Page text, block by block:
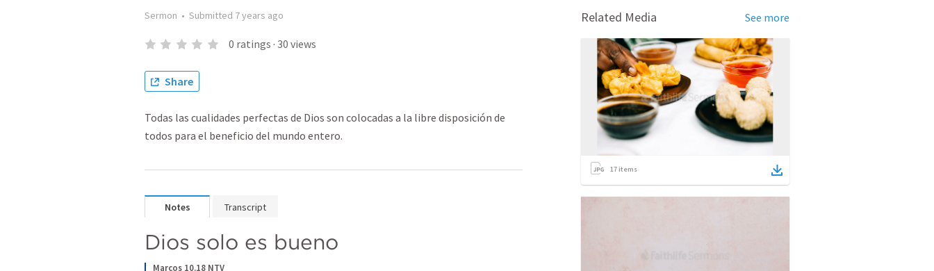
Sermon • Submitted 7 years ago
0 ratings · 30 views
Share
Todas las cualidades perfectas de Dios son colocadas a la libre disposición de
todos para el beneficio del mundo entero.
Notes Transcript
Dios solo es bueno
Marcos 10.18 NTV
Related Media See more
17 items